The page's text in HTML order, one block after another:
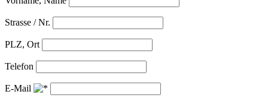
Strasse / Nr.
PLZ, Ort
Telefon
E-Mail